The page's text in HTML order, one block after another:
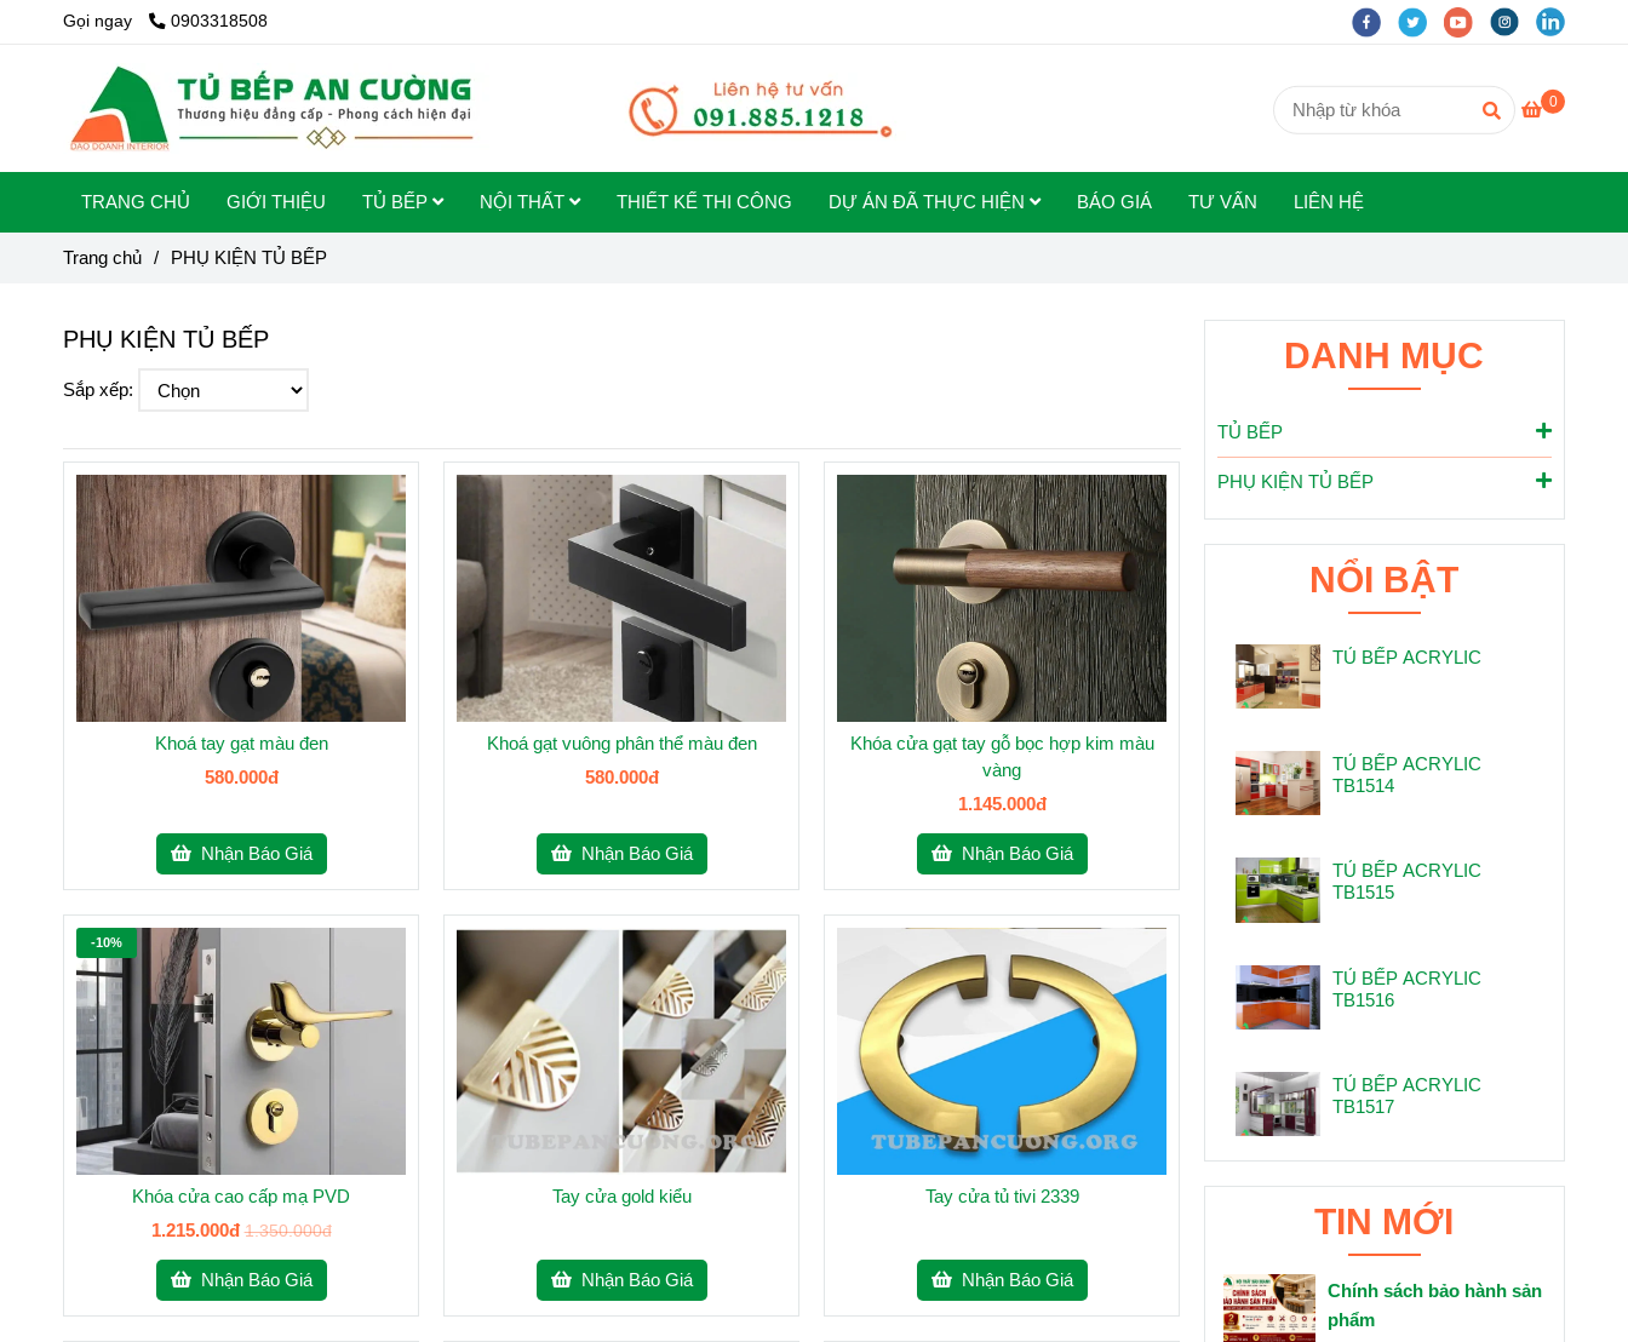
Gọi ngay 0903318508
0
TRANG CHỦ GIỚI THIỆU TỦ BẾP NỘI THẤT THIẾT KẾ THI CÔNG DỰ ÁN ĐÃ THỰC HIỆN BÁO GIÁ TƯ VẤN LIÊN HỆ
Trang chủ / PHỤ KIỆN TỦ BẾP
PHỤ KIỆN TỦ BẾP
Sắp xếp:
Khoá tay gạt màu đen
580.000đ
Nhận Báo Giá
Khoá gạt vuông phân thể màu đen
580.000đ
Nhận Báo Giá
Khóa cửa gạt tay gỗ bọc hợp kim màu
vàng
1.145.000đ
Nhận Báo Giá
Khóa cửa cao cấp mạ PVD
1.215.000đ 1.350.000đ
-10%
Nhận Báo Giá
Tay cửa gold kiểu
Nhận Báo Giá
Tay cửa tủ tivi 2339
Nhận Báo Giá
DANH MỤC
TỦ BẾP
PHỤ KIỆN TỦ BẾP
NỔI BẬT
TỦ BẾP ACRYLIC
TỦ BẾP ACRYLIC
TB1514
TỦ BẾP ACRYLIC
TB1515
TỦ BẾP ACRYLIC
TB1516
TỦ BẾP ACRYLIC
TB1517
TIN MỚI
Chính sách bảo hành sản
phẩm